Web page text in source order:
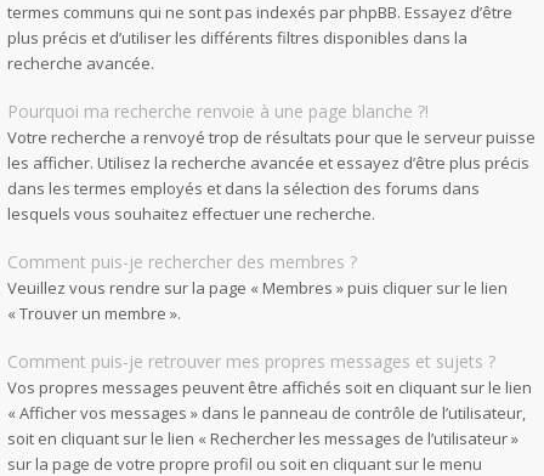
termes communs qui ne sont pas indexés par phpBB. Essayez d’être
plus précis et d’utiliser les différents filtres disponibles dans la
recherche avancée.
Pourquoi ma recherche renvoie à une page blanche ?!
Votre recherche a renvoyé trop de résultats pour que le serveur puisse
les afficher. Utilisez la recherche avancée et essayez d’être plus précis
dans les termes employés et dans la sélection des forums dans
lesquels vous souhaitez effectuer une recherche.
Comment puis-je rechercher des membres ?
Veuillez vous rendre sur la page « Membres » puis cliquer sur le lien
« Trouver un membre ».
Comment puis-je retrouver mes propres messages et sujets ?
Vos propres messages peuvent être affichés soit en cliquant sur le lien
« Afficher vos messages » dans le panneau de contrôle de l’utilisateur,
soit en cliquant sur le lien « Rechercher les messages de l’utilisateur »
sur la page de votre propre profil ou soit en cliquant sur le menu